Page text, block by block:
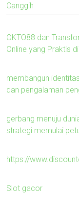
Canggih
OKTO88 dan
Online yang Praktis
membangun
dan pengalaman
gerbang menuju
strategi memulai
https://
Slot gacor